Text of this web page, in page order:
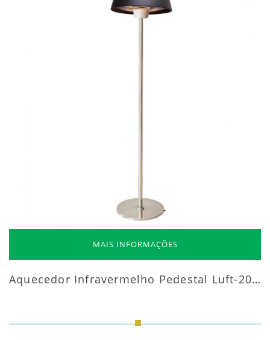
MAIS INFORMAÇÕES
Aquecedor Infravermelho Pedestal Luft-20000